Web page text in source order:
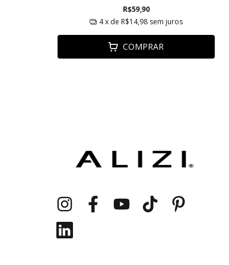
R$59,90
4x de R$14,98 sem juros
COMPRAR
Cupom 1a compra: GANHE5